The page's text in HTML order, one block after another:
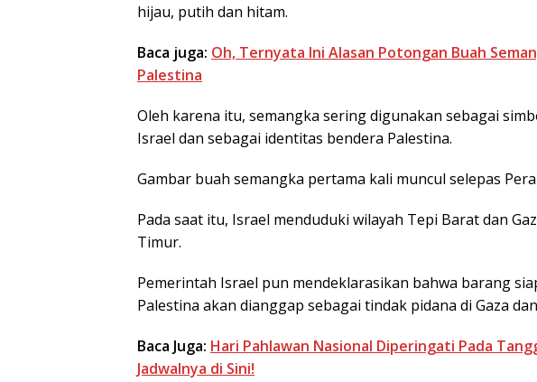
hijau, putih dan hitam.
Baca juga: Oh, Ternyata Ini Alasan Potongan Buah
Palestina
Oleh karena itu, semangka sering digunakan sebagai
Israel dan sebagai identitas bendera Palestina.
Gambar buah semangka pertama kali muncul selepas
Pada saat itu, Israel menduduki wilayah Tepi Barat dan
Timur.
Pemerintah Israel pun mendeklarasikan bahwa barang
Palestina akan dianggap sebagai tindak pidana di Gaza
Baca Juga: Hari Pahlawan Nasional Diperingati Pada
Jadwalnya di Sini!